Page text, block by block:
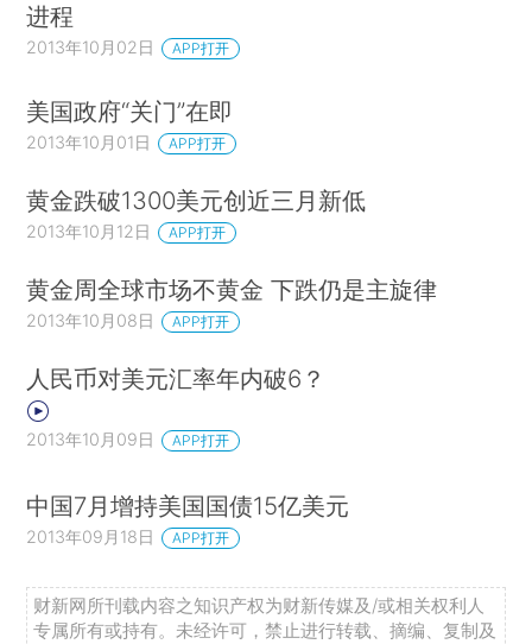
进程
2013年10月02日 APP打开
美国政府“关门”在即
2013年10月01日 APP打开
黄金跌破1300美元创近三月新低
2013年10月12日 APP打开
黄金周全球市场不黄金 下跌仍是主旋律
2013年10月08日 APP打开
人民币对美元汇率年内破6？
2013年10月09日 APP打开
中国7月增持美国国债15亿美元
2013年09月18日 APP打开
财新网所刊载内容之知识产权为财新传媒及/或相关权利人
专属所有或持有。未经许可，禁止进行转载、摘编、复制及